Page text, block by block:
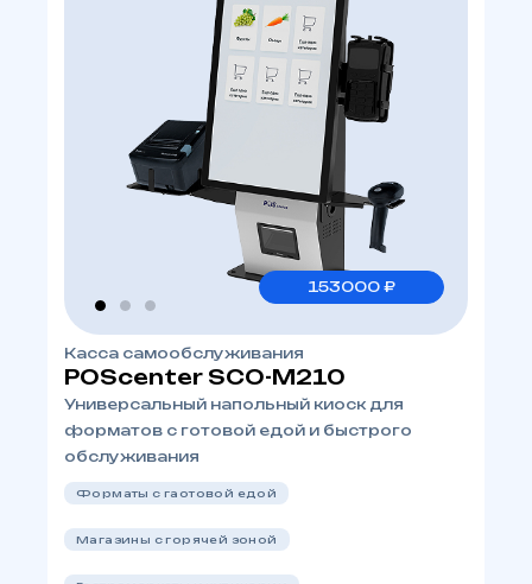
153000 ₽
Касса самообслуживания
POScenter SCO-M210
Универсальный напольный киоск для
форматов с готовой едой и быстрого
обслуживания
Форматы с гaотовой едой
Магазины с горячей зоной